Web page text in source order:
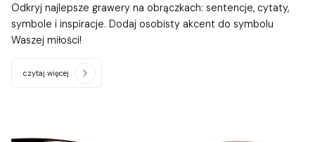
Odkryj najlepsze grawery na obrączkach: sentencje, cytaty,
symbole i inspiracje. Dodaj osobisty akcent do symbolu
Waszej miłości!
czytaj więcej